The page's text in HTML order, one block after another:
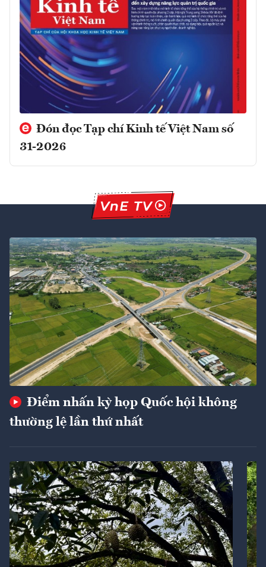
Đón đọc Tạp chí Kinh tế Việt Nam số
31-2026
Điểm nhấn kỳ họp Quốc hội không
thường lệ lần thứ nhất